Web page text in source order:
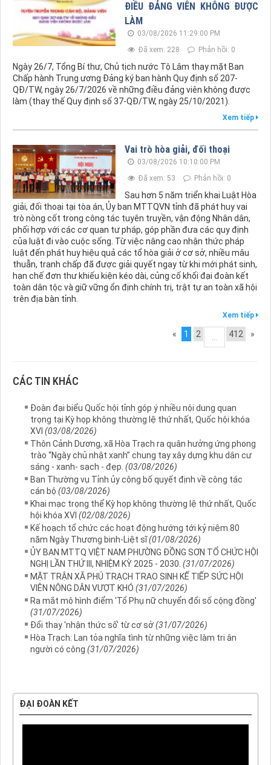
ĐIỀU ĐẢNG VIÊN KHÔNG ĐƯỢC
LÀM
03/08/2026 11:29:00 PM
Đã xem: 228
Phản hồi: 0
Ngày 26/7, Tổng Bí thư, Chủ tịch nước Tô Lâm thay mặt Ban
Chấp hành Trung ương Đảng ký ban hành Quy định số 207-
QĐ/TW, ngày 26/7/2026 về những điều đảng viên không được
làm (thay thế Quy định số 37-QĐ/TW, ngày 25/10/2021).
Xem tiếp
Vai trò hòa giải, đối thoại
03/08/2026 10:10:00 PM
Đã xem: 53
Phản hồi: 0
Sau hơn 5 năm triển khai Luật Hòa
giải, đối thoại tại tòa án, Ủy ban MTTQVN tỉnh đã phát huy vai
trò nòng cốt trong công tác tuyên truyền, vận động Nhân dân,
phối hợp với các cơ quan tư pháp, góp phần đưa các quy định
của luật đi vào cuộc sống. Từ việc nâng cao nhận thức pháp
luật đến phát huy hiệu quả các tổ hòa giải ở cơ sở, nhiều mâu
thuẫn, tranh chấp đã được giải quyết ngay từ khi mới phát sinh,
hạn chế đơn thư khiếu kiện kéo dài, củng cố khối đại đoàn kết
toàn dân tộc và giữ vững ổn định chính trị, trật tự an toàn xã hội
trên địa bàn tỉnh.
Xem tiếp
« 1 2 412 »
CÁC TIN KHÁC
Đoàn đại biểu Quốc hội tỉnh góp ý nhiều nội dung quan
trọng tại Kỳ họp không thường lệ thứ nhất, Quốc hội khóa
XVI (03/08/2026)
Thôn Cảnh Dương, xã Hòa Trạch ra quân hưởng ứng phong
trào “Ngày chủ nhật xanh” chung tay xây dựng khu dân cư
sáng - xanh- sạch - đẹp. (03/08/2026)
Ban Thường vụ Tỉnh ủy công bố quyết định về công tác
cán bộ (03/08/2026)
Khai mạc trọng thể Kỳ họp không thường lệ thứ nhất, Quốc
hội khóa XVI (02/08/2026)
Kế hoạch tổ chức các hoạt động hướng tới kỷ niệm 80
năm Ngày Thương binh-Liệt sĩ(01/08/2026)
ỦY BAN MTTQ VIỆT NAM PHƯỜNG ĐỒNG SƠN TỔ CHỨC HỘI
NGHỊ LẦN THỨ III, NHIỆM KỲ 2025 - 2030. (31/07/2026)
MẶT TRẬN XÃ PHÚ TRẠCH TRAO SINH KẾ TIẾP SỨC HỘI
VIÊN NÔNG DÂN VƯỢT KHÓ (31/07/2026)
Ra mắt mô hình điểm 'Tổ Phụ nữ chuyển đổi số cộng đồng'
(31/07/2026)
Đổi thay 'nhận thức số' từ cơ sở(31/07/2026)
Hòa Trạch: Lan tỏa nghĩa tình từ những việc làm tri ân
người có công (31/07/2026)
ĐẠI ĐOÀN KẾT